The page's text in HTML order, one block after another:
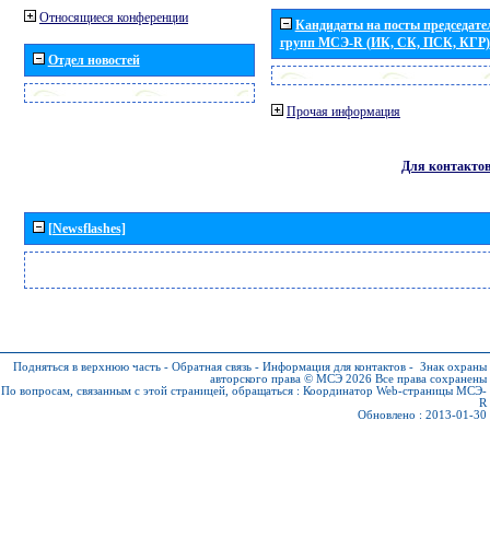
Относящиеся конференции
Отдел новостей
Кандидаты на посты
групп МСЭ-R (ИК, СК, ПСК, КГР)
Прочая информация
Для контактов
[Newsflashes]
Подняться в верхнюю часть - Обратная связь - Информация для контактов - Знак охраны
авторского права © МСЭ 2026 Все права сохранены
По вопросам, связанным с этой страницей, обращаться : Координатор Web-страницы МСЭ-
R
Обновлено : 2013-01-30